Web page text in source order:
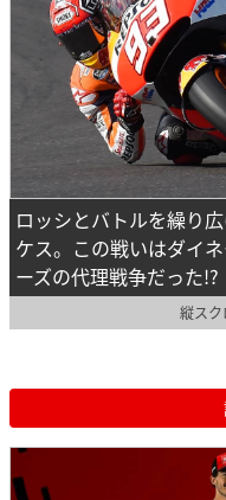
ロッシとバトルを繰り
ケス。この戦いはダイ
ーズの代理戦争だった!?
縦ス